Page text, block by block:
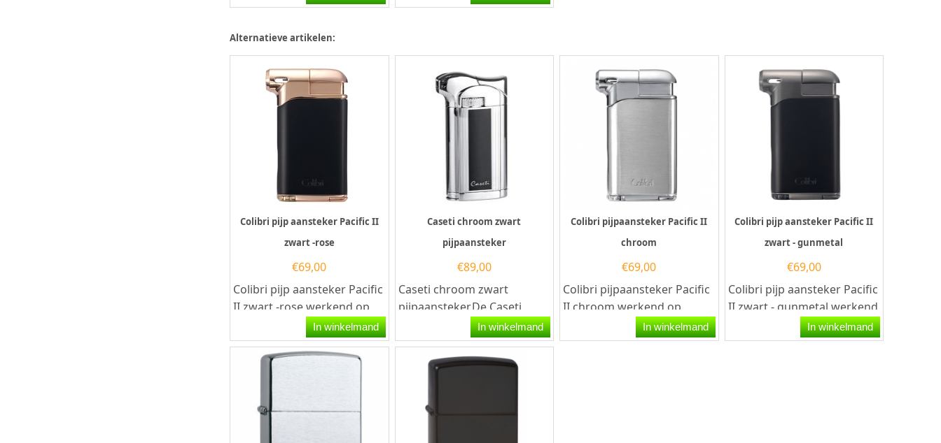
rechthoekige Colibri...
zwarte afwerking over...
Alternatieve artikelen:
Colibri pijp aansteker Pacific II
zwart -rose
€69,00
Colibri pijp aansteker Pacific
II zwart -rose werkend op
butaangas. Deze
rechthoekige Colibri...
In winkelmand
Caseti chroom zwart
pijpaansteker
€89,00
Caseti chroom zwart
pijpaansteker.De Caseti
chroom zwart pijpaansteker
is chroom afgewerkt...
In winkelmand
Colibri pijpaansteker Pacific II
chroom
€69,00
Colibri pijpaansteker Pacific
II chroom werkend op
butaangas. Deze
rechthoekige Colibri
In winkelmand
Colibri pijp aansteker Pacific II
zwart - gunmetal
€69,00
Colibri pijp aansteker Pacific
II zwart - gunmetal werkend
op butaangas. Deze...
In winkelmand